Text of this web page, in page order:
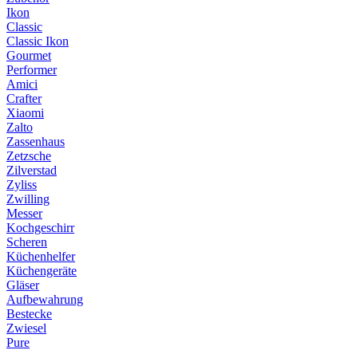
Ikon
Classic
Classic Ikon
Gourmet
Performer
Amici
Crafter
Xiaomi
Zalto
Zassenhaus
Zetzsche
Zilverstad
Zyliss
Zwilling
Messer
Kochgeschirr
Scheren
Küchenhelfer
Küchengeräte
Gläser
Aufbewahrung
Bestecke
Zwiesel
Pure